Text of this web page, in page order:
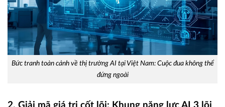
Bức tranh toàn cảnh về thị trường AI tại Việt Nam: Cuộc đua không thể
đứng ngoài